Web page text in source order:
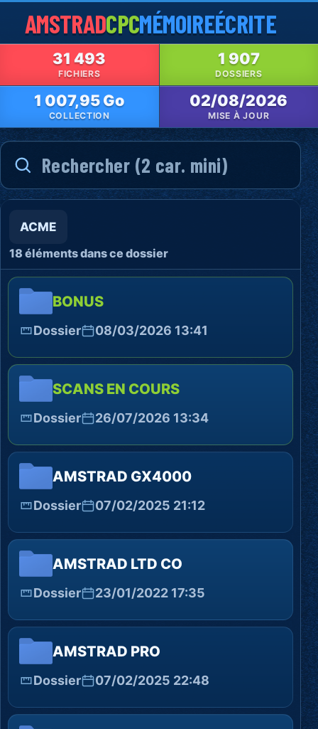
AMSTRADCPCMÉMOIREÉCRITE
31 493
FICHIERS
1 907
DOSSIERS
1 007,95 Go
COLLECTION
02/08/2026
MISE À JOUR
ACME
18 éléments dans ce dossier
BONUS
Dossier 08/03/2026 13:41
SCANS EN COURS
Dossier 26/07/2026 13:34
AMSTRAD GX4000
Dossier 07/02/2025 21:12
AMSTRAD LTD CO
Dossier 23/01/2022 17:35
AMSTRAD PRO
Dossier 07/02/2025 22:48